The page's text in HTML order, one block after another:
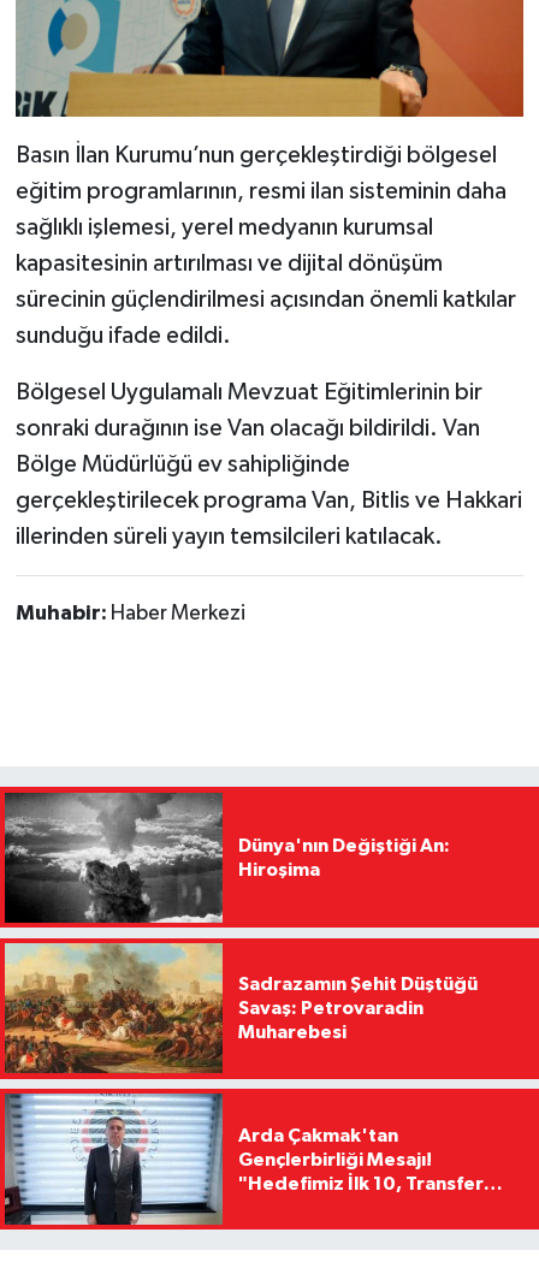
Basın İlan Kurumu’nun gerçekleştirdiği bölgesel
eğitim programlarının, resmi ilan sisteminin daha
sağlıklı işlemesi, yerel medyanın kurumsal
kapasitesinin artırılması ve dijital dönüşüm
sürecinin güçlendirilmesi açısından önemli katkılar
sunduğu ifade edildi.
Bölgesel Uygulamalı Mevzuat Eğitimlerinin bir
sonraki durağının ise Van olacağı bildirildi. Van
Bölge Müdürlüğü ev sahipliğinde
gerçekleştirilecek programa Van, Bitlis ve Hakkari
illerinden süreli yayın temsilcileri katılacak.
Muhabir: Haber Merkezi
Dünya'nın Değiştiği An:
Hiroşima
Sadrazamın Şehit Düştüğü
Savaş: Petrovaradin
Muharebesi
Arda Çakmak'tan
Gençlerbirliği Mesajı!
"Hedefimiz İlk 10, Transfer
Kaldıracağız"